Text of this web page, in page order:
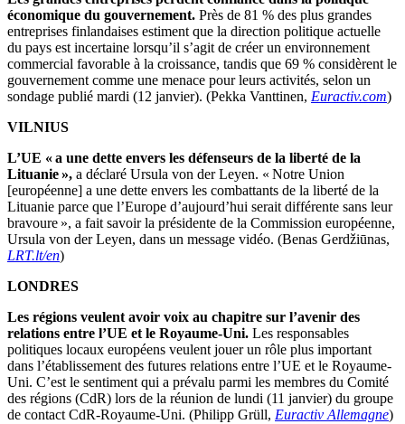
économique du gouvernement. Près de 81 % des plus grandes
entreprises finlandaises estiment que la direction politique actuelle
du pays est incertaine lorsqu’il s’agit de créer un environnement
commercial favorable à la croissance, tandis que 69 % considèrent le
gouvernement comme une menace pour leurs activités, selon un
sondage publié mardi (12 janvier). (Pekka Vanttinen, Euractiv.com)
VILNIUS
L’UE « a une dette envers les défenseurs de la liberté de la
Lituanie », a déclaré Ursula von der Leyen. « Notre Union
[européenne] a une dette envers les combattants de la liberté de la
Lituanie parce que l’Europe d’aujourd’hui serait différente sans leur
bravoure », a fait savoir la présidente de la Commission européenne,
Ursula von der Leyen, dans un message vidéo. (Benas Gerdžiūnas,
LRT.lt/en)
LONDRES
Les régions veulent avoir voix au chapitre sur l’avenir des
relations entre l’UE et le Royaume-Uni. Les responsables
politiques locaux européens veulent jouer un rôle plus important
dans l’établissement des futures relations entre l’UE et le Royaume-
Uni. C’est le sentiment qui a prévalu parmi les membres du Comité
des régions (CdR) lors de la réunion de lundi (11 janvier) du groupe
de contact CdR-Royaume-Uni. (Philipp Grüll, Euractiv Allemagne)